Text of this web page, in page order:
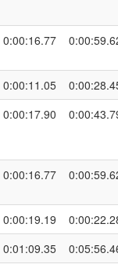
0:00:16.77
0:00:11.05
0:00:17.90
0:00:16.77
0:00:19.19
0:01:09.35